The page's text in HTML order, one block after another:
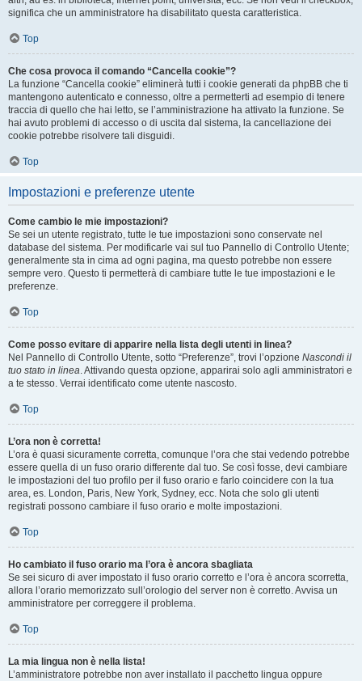
significa che un amministratore ha disabilitato questa caratteristica.
Top
Che cosa provoca il comando “Cancella cookie”?
La funzione “Cancella cookie” eliminerà tutti i cookie generati da phpBB che ti
mantengono autenticato e connesso, oltre a permetterti ad esempio di tenere
traccia di quello che hai letto, se l’amministrazione ha attivato la funzione. Se
hai avuto problemi di accesso o di uscita dal sistema, la cancellazione dei
cookie potrebbe risolvere tali disguidi.
Top
Impostazioni e preferenze utente
Come cambio le mie impostazioni?
Se sei un utente registrato, tutte le tue impostazioni sono conservate nel
database del sistema. Per modificarle vai sul tuo Pannello di Controllo Utente;
generalmente sta in cima ad ogni pagina, ma questo potrebbe non essere
sempre vero. Questo ti permetterà di cambiare tutte le tue impostazioni e le
preferenze.
Top
Come posso evitare di apparire nella lista degli utenti in linea?
Nel Pannello di Controllo Utente, sotto “Preferenze”, trovi l’opzione Nascondi il
tuo stato in linea. Attivando questa opzione, apparirai solo agli amministratori e
a te stesso. Verrai identificato come utente nascosto.
Top
L’ora non è corretta!
L’ora è quasi sicuramente corretta, comunque l’ora che stai vedendo potrebbe
essere quella di un fuso orario differente dal tuo. Se così fosse, devi cambiare
le impostazioni del tuo profilo per il fuso orario e farlo coincidere con la tua
area, es. London, Paris, New York, Sydney, ecc. Nota che solo gli utenti
registrati possono cambiare il fuso orario e molte impostazioni.
Top
Ho cambiato il fuso orario ma l’ora è ancora sbagliata
Se sei sicuro di aver impostato il fuso orario corretto e l’ora è ancora scorretta,
allora l’orario memorizzato sull’orologio del server non è corretto. Avvisa un
amministratore per correggere il problema.
Top
La mia lingua non è nella lista!
L’amministratore potrebbe non aver installato il pacchetto lingua oppure